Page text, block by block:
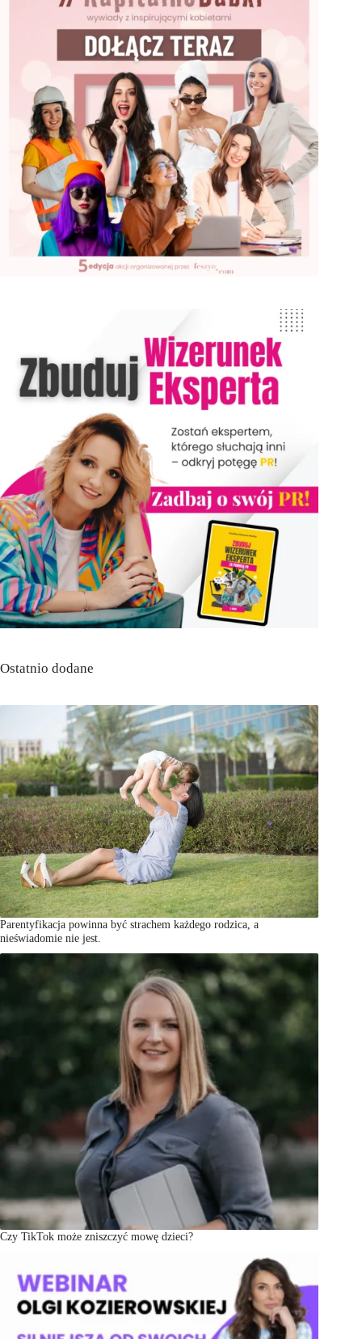
Ostatnio dodane
Parentyfikacja powinna być strachem każdego rodzica, a
nieświadomie nie jest.
Czy TikTok może zniszczyć mowę dzieci?